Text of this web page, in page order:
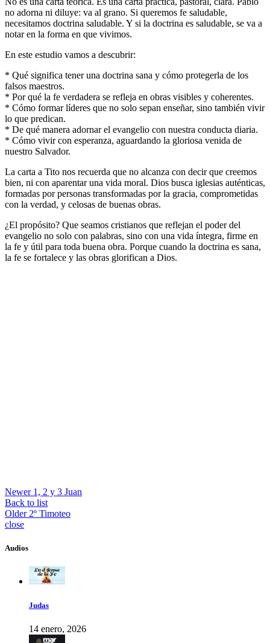
no adorna ni diluye: va al grano. Si queremos fe saludable,
necesitamos doctrina saludable. Y si la doctrina es saludable, se va a
notar en la forma en que vivimos.
En este estudio vamos a descubrir:
* Qué significa tener una doctrina sana y cómo protegerla de los
falsos maestros.
* Por qué la fe verdadera se refleja en obras visibles y coherentes.
* Cómo formar líderes que no solo sepan enseñar, sino también vivir
lo que predican.
* De qué manera adornar el evangelio con nuestra conducta diaria.
* Cómo vivir con esperanza, aguardando la gloriosa venida de
nuestro Salvador.
La carta a Tito nos recuerda que no alcanza con decir que creemos
bien, ni con aparentar una vida moral. Dios busca iglesias auténticas,
formadas por personas transformadas por la gracia, comprometidas
con la verdad, y celosas de buenas obras.
¿El propósito? Que seamos cristianos que reflejan el poder del
evangelio no solo con palabras, sino con una vida íntegra, firme en
la fe y útil para toda buena obra. Porque cuando la doctrina es sana,
la fe se fortalece y las obras glorifican a Dios.
Newer 1, 2 y 3 Juan
Back to list
Older 2º Timoteo
close
Audios
Judas
14 enero, 2026